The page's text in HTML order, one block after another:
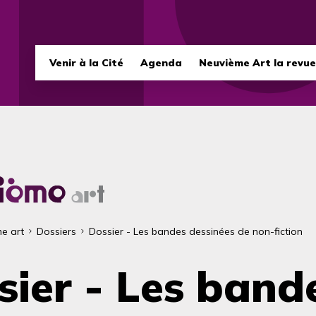
principale
Venir à la Cité Agenda Neuvième Art la revue
art Dossiers Dossier - Les bandes dessinées de non-fiction
- Les